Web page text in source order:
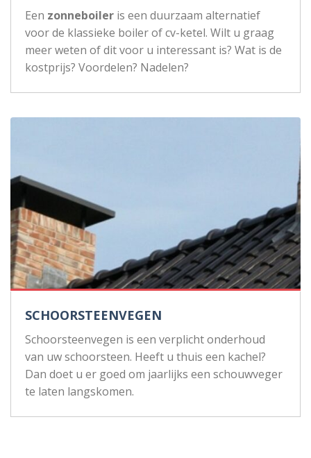
Een zonneboiler is een duurzaam alternatief
voor de klassieke boiler of cv-ketel. Wilt u graag
meer weten of dit voor u interessant is? Wat is de
kostprijs? Voordelen? Nadelen?
SCHOORSTEENVEGEN
Schoorsteenvegen is een verplicht onderhoud
van uw schoorsteen. Heeft u thuis een kachel?
Dan doet u er goed om jaarlijks een schouwveger
te laten langskomen.